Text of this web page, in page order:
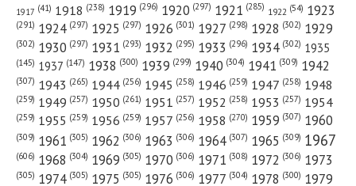
1917 (41) 1918 (238) 1919 (296) 1920 (297) 1921 (285) 1922 (54) 1923
(291) 1924 (297) 1925 (297) 1926 (301) 1927 (298) 1928 (302) 1929
(302) 1930 (297) 1931 (293) 1932 (295) 1933 (296) 1934 (302) 1935
(145) 1937 (147) 1938 (300) 1939 (299) 1940 (304) 1941 (309) 1942
(307) 1943 (265) 1944 (256) 1945 (258) 1946 (259) 1947 (258) 1948
(259) 1949 (257) 1950 (261) 1951 (257) 1952 (258) 1953 (257) 1954
(259) 1955 (259) 1956 (259) 1957 (256) 1958 (270) 1959 (307) 1960
(309) 1961 (305) 1962 (306) 1963 (306) 1964 (307) 1965 (309) 1967
(606) 1968 (304) 1969 (305) 1970 (306) 1971 (308) 1972 (306) 1973
(305) 1974 (305) 1975 (305) 1976 (306) 1977 (304) 1978 (300) 1979